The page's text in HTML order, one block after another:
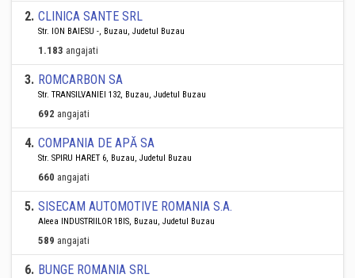
2. CLINICA SANTE SRL
Str. ION BAIESU -, Buzau, Judetul Buzau
1.183 angajati
3. ROMCARBON SA
Str. TRANSILVANIEI 132, Buzau, Judetul Buzau
692 angajati
4. COMPANIA DE APĂ SA
Str. SPIRU HARET 6, Buzau, Judetul Buzau
660 angajati
5. SISECAM AUTOMOTIVE ROMANIA S.A.
Aleea INDUSTRIILOR 1BIS, Buzau, Judetul Buzau
589 angajati
6. BUNGE ROMANIA SRL